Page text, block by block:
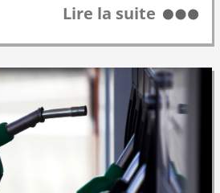
Lire la suite